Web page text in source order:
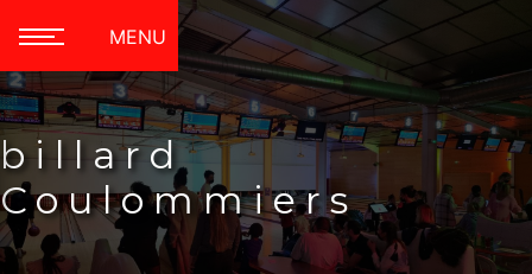
MENU
billard
Coulommiers
Panneau de gestion des cookies